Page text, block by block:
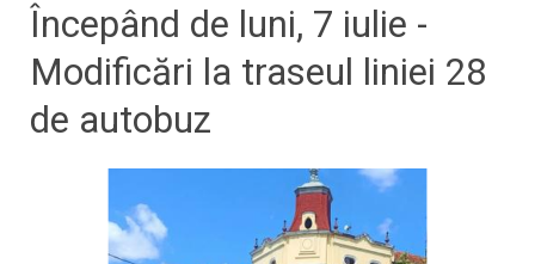
Începând de luni, 7 iulie -
Modificări la traseul liniei 28
de autobuz